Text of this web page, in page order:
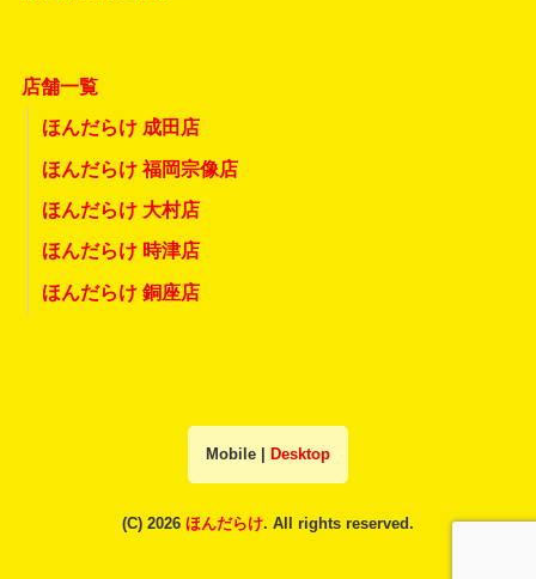
店舗一覧
ほんだらけ 成田店
ほんだらけ 福岡宗像店
ほんだらけ 大村店
ほんだらけ 時津店
ほんだらけ 銅座店
Mobile Desktop
(C) 2026 ほんだらけ. All rights reserved.